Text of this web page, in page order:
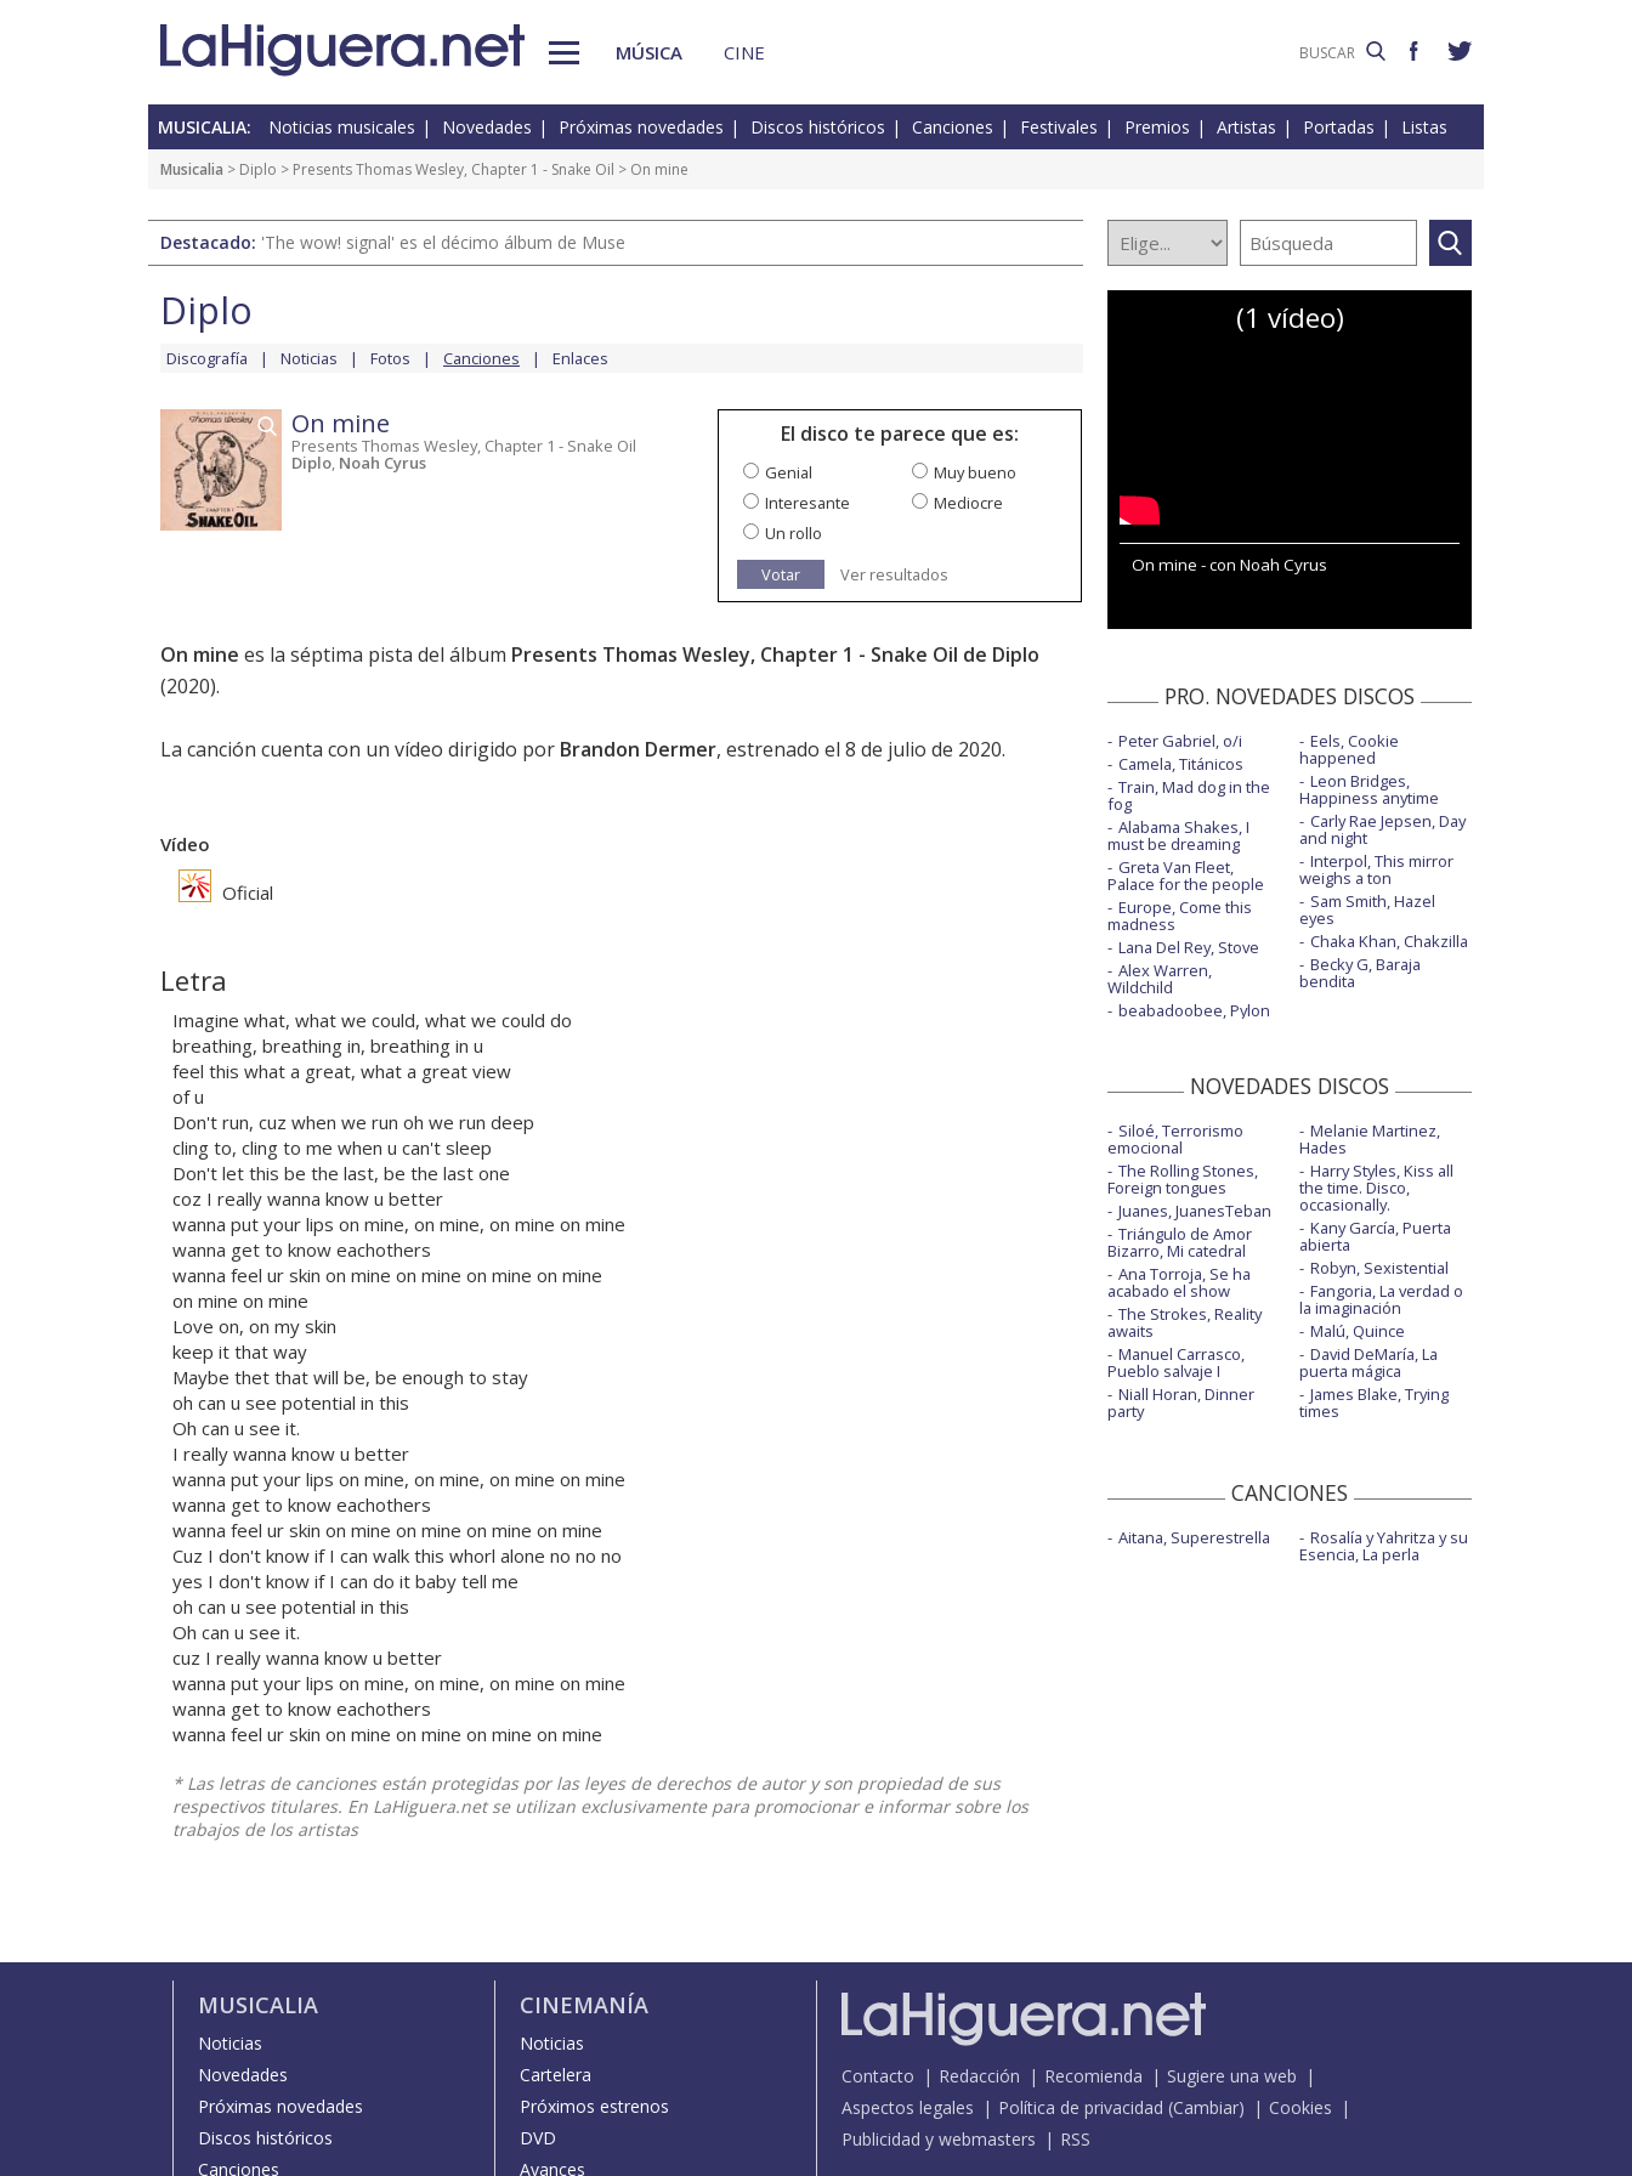
MÚSICA CINE
MUSICALIA: Noticias musicales Novedades Próximas novedades Discos históricos Canciones Festivales Premios Artistas Portadas Listas
Musicalia > Diplo > Presents Thomas Wesley, Chapter 1 - Snake Oil > On mine
Destacado: 'The wow! signal' es el décimo álbum de Muse
Diplo
Discografía Noticias Fotos Canciones Enlaces
On mine
Presents Thomas Wesley, Chapter 1 - Snake Oil
Diplo, Noah Cyrus
El disco te parece que es:
Genial
Muy bueno
Interesante
Mediocre
Un rollo
Votar
Ver resultados
On mine es la séptima pista del álbum Presents Thomas Wesley, Chapter 1 - Snake Oil de Diplo
(2020).
La canción cuenta con un vídeo dirigido por Brandon Dermer, estrenado el 8 de julio de 2020.
Vídeo
Oficial
Letra
Imagine what, what we could, what we could do
breathing, breathing in, breathing in u
feel this what a great, what a great view
of u
Don't run, cuz when we run oh we run deep
cling to, cling to me when u can't sleep
Don't let this be the last, be the last one
coz I really wanna know u better
wanna put your lips on mine, on mine, on mine on mine
wanna get to know eachothers
wanna feel ur skin on mine on mine on mine on mine
on mine on mine
Love on, on my skin
keep it that way
Maybe thet that will be, be enough to stay
oh can u see potential in this
Oh can u see it.
I really wanna know u better
wanna put your lips on mine, on mine, on mine on mine
wanna get to know eachothers
wanna feel ur skin on mine on mine on mine on mine
Cuz I don't know if I can walk this whorl alone no no no
yes I don't know if I can do it baby tell me
oh can u see potential in this
Oh can u see it.
cuz I really wanna know u better
wanna put your lips on mine, on mine, on mine on mine
wanna get to know eachothers
wanna feel ur skin on mine on mine on mine on mine
* Las letras de canciones están protegidas por las leyes de derechos de autor y son propiedad de sus
respectivos titulares. En LaHiguera.net se utilizan exclusivamente para promocionar e informar sobre los
trabajos de los artistas
(1 vídeo)
On mine - con Noah Cyrus
PRO. NOVEDADES DISCOS
Peter Gabriel, o/i
Camela, Titánicos
Train, Mad dog in the
fog
Alabama Shakes, I
must be dreaming
Greta Van Fleet,
Palace for the people
Europe, Come this
madness
Lana Del Rey, Stove
Alex Warren,
Wildchild
beabadoobee, Pylon
Eels, Cookie
happened
Leon Bridges,
Happiness anytime
Carly Rae Jepsen, Day
and night
Interpol, This mirror
weighs a ton
Sam Smith, Hazel
eyes
Chaka Khan, Chakzilla
Becky G, Baraja
bendita
NOVEDADES DISCOS
Siloé, Terrorismo
emocional
The Rolling Stones,
Foreign tongues
Juanes, JuanesTeban
Triángulo de Amor
Bizarro, Mi catedral
Ana Torroja, Se ha
acabado el show
The Strokes, Reality
awaits
Manuel Carrasco,
Pueblo salvaje I
Niall Horan, Dinner
party
Melanie Martinez,
Hades
Harry Styles, Kiss all
the time. Disco,
occasionally.
Kany García, Puerta
abierta
Robyn, Sexistential
Fangoria, La verdad o
la imaginación
Malú, Quince
David DeMaría, La
puerta mágica
James Blake, Trying
times
CANCIONES
Aitana, Superestrella Rosalía y Yahritza y su
Esencia, La perla
MUSICALIA
Noticias
Novedades
Próximas novedades
Discos históricos
Canciones
CINEMANÍA
Noticias
Cartelera
Próximos estrenos
DVD
Avances
Contacto Redacción Recomienda
Sugiere una web
Aspectos legales
Política de privacidad (Cambiar)
Cookies
Publicidad y webmasters
RSS